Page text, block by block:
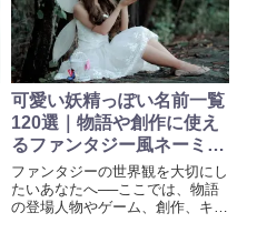
可愛い妖精っぽい名前一覧
120選｜物語や創作に使え
るファンタジー風ネーミン
グ集
ファンタジーの世界観を大切にし
たいあなたへ──ここでは、物語
の登場人物やゲーム、創作、キャ